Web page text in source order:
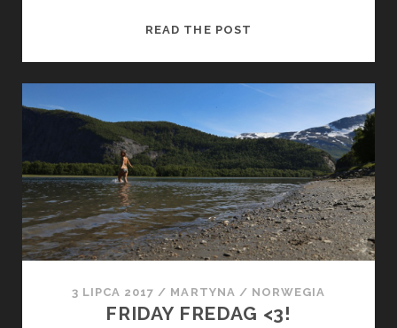
Z
E
M
Y
W
A
N
I
L
O
READ THE POST
C
J
E
W
M
Ø
R
S
I
3 LIPCA 2017 / MARTYNA / NORWEGIA
FRIDAY FREDAG <3!